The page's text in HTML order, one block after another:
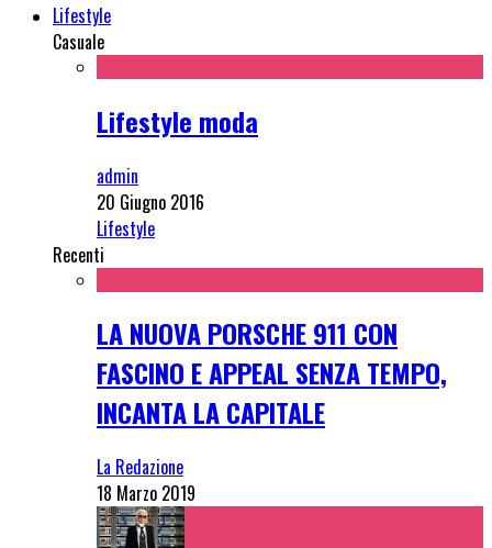
Lifestyle
Casuale
Lifestyle moda
admin
20 Giugno 2016
Lifestyle
Recenti
LA NUOVA PORSCHE 911 CON
FASCINO E APPEAL SENZA TEMPO,
INCANTA LA CAPITALE
La Redazione
18 Marzo 2019